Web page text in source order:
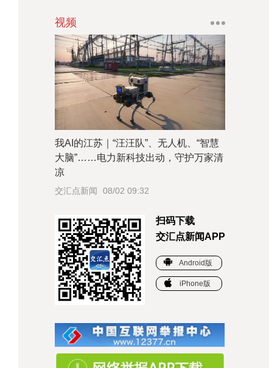
视频
我AI的江苏｜“汪汪队”、无人机、“智慧
大脑”……电力新科技出动，守护万家清
凉
交汇点新闻 08/02 09:32
扫码下载
交汇点新闻APP
Android版
iPhone版